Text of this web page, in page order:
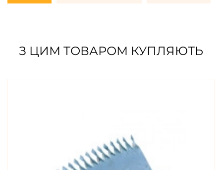
З ЦИМ ТОВАРОМ КУПЛЯЮТЬ